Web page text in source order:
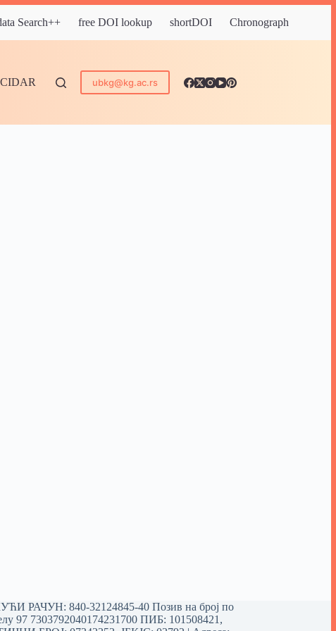
Search++ free DOI lookup shortDOI Chronograph
ubkg@kg.ac.rs
РАЧУН: 840-32124845-40 Позив на број по
97 7303792040174231700ПИБ: 101508421,